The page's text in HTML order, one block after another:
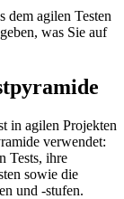
dem agilen Testen
was Sie auf
in agilen Projekten
verwendet:
Tests, ihre
sowie die
und -stufen.